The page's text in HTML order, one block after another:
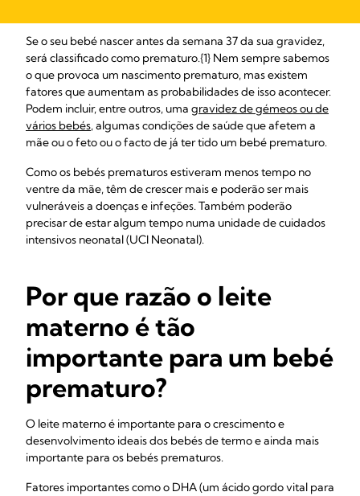
Se o seu bebé nascer antes da semana 37 da sua gravidez,
será classificado como prematuro.{1} Nem sempre sabemos
o que provoca um nascimento prematuro, mas existem
fatores que aumentam as probabilidades de isso acontecer.
Podem incluir, entre outros, uma gravidez de gémeos ou de
vários bebés, algumas condições de saúde que afetem a
mãe ou o feto ou o facto de já ter tido um bebé prematuro.
Como os bebés prematuros estiveram menos tempo no
ventre da mãe, têm de crescer mais e poderão ser mais
vulneráveis a doenças e infeções. Também poderão
precisar de estar algum tempo numa unidade de cuidados
intensivos neonatal (UCI Neonatal).
Por que razão o leite
materno é tão
importante para um bebé
prematuro?
O leite materno é importante para o crescimento e
desenvolvimento ideais dos bebés de termo e ainda mais
importante para os bebés prematuros.
Fatores importantes como o DHA (um ácido gordo vital para